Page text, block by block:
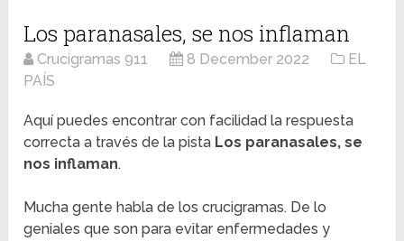
Los paranasales, se nos inflaman
Crucigramas 911 8 December 2022
EL
PAÍS
Aquí puedes encontrar con facilidad la respuesta
correcta a través de la pista Los paranasales, se
nos inflaman.
Mucha gente habla de los crucigramas. De lo
geniales que son para evitar enfermedades y